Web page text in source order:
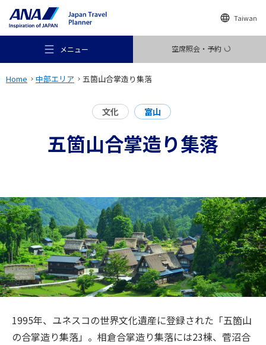
Taiwan
メニュー 空席照会・予約
おすすめの旅
行き先
旅のお役立ち情報
Home 中部エリア 五箇山合掌造り集落
文化 富山
五箇山合掌造り集落
1995年、ユネスコの世界文化遺産に登録された「五箇山
の合掌造り集落」。相倉合掌造り集落には23棟、菅沼合